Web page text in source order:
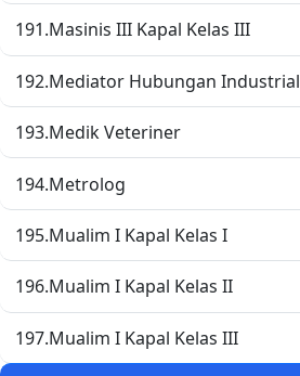
191.Masinis III Kapal Kelas III
192.Mediator Hubungan Industrial
193.Medik Veteriner
194.Metrolog
195.Mualim I Kapal Kelas I
196.Mualim I Kapal Kelas II
197.Mualim I Kapal Kelas III